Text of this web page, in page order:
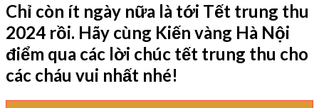
Chỉ còn ít ngày nữa là tới Tết trung thu
2024 rồi. Hãy cùng Kiến vàng Hà Nội
điểm qua các lời chúc tết trung thu cho
các cháu vui nhất nhé!